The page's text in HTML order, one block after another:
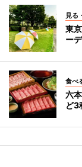
見る
東
ー
食べ
六
ど3